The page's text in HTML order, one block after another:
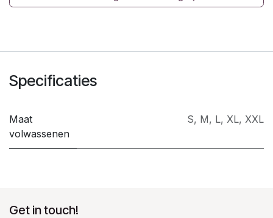
Specificaties
Maat
volwassenen
S, M, L, XL, XXL
Get in touch!